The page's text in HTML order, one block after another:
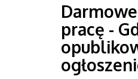
pracę -